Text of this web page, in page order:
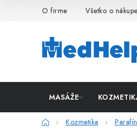
O firme Všetko o nákupe
MASÁŽE
DomovKozmetika